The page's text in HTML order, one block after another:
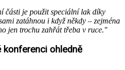
části je použit speciální lak díky
zatáhnou i když někdy – zejména
jen trochu zahřát třeba v ruce."
konferenci ohledně